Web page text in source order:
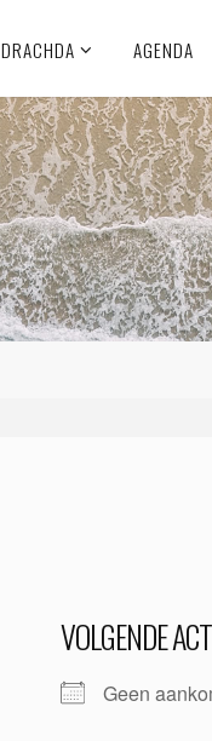
DRACHDA AGENDA
VOLGENDE
Geen